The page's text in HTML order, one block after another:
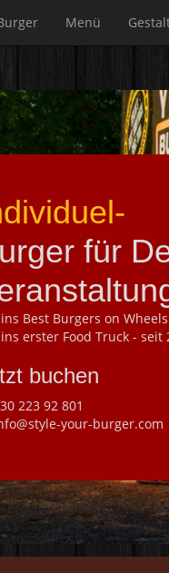
Menü
für
Best Burgers on
erster Food Truck - seit
buchen
223 92 801
your-burger.com